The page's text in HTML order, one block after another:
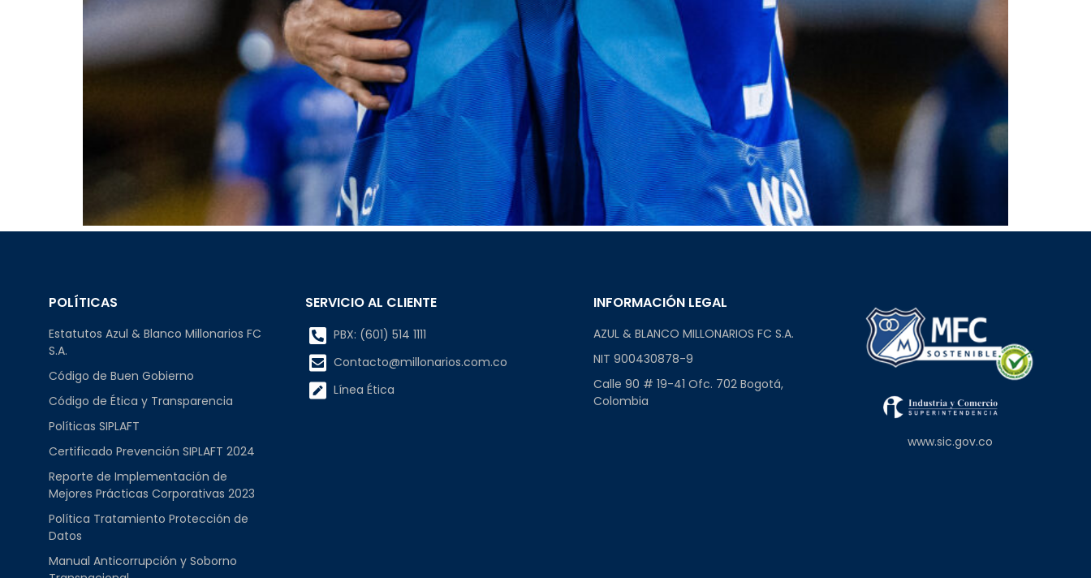
POLÍTICAS
Estatutos Azul & Blanco Millonarios FC
S.A.
Código de Buen Gobierno
Código de Ética y Transparencia
Políticas SIPLAFT
Certificado Prevención SIPLAFT 2024
Reporte de Implementación de
Mejores Prácticas Corporativas 2023
Política Tratamiento Protección de
Datos
Manual Anticorrupción y Soborno
SERVICIO AL CLIENTE
PBX: (601) 514 1111
Contacto@millonarios.com.co
Línea Ética
INFORMACIÓN LEGAL
AZUL & BLANCO MILLONARIOS FC S.A.
NIT 900430878-9
Calle 90 # 19-41 Ofc. 702 Bogotá,
Colombia
www.sic.gov.co